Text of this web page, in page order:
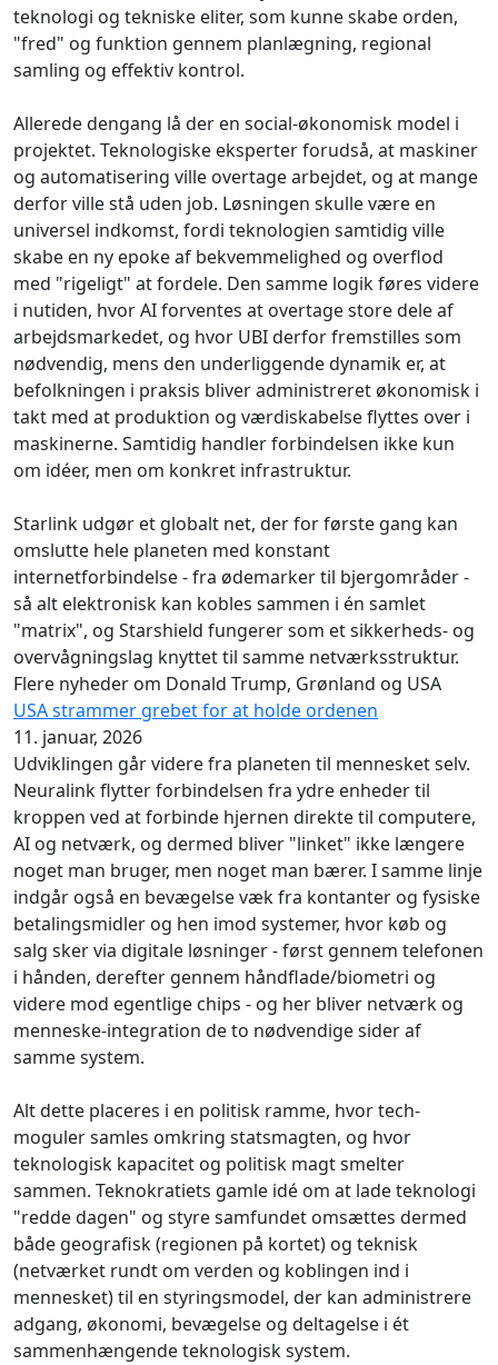
teknologi og tekniske eliter, som kunne skabe orden,
"fred" og funktion gennem planlægning, regional
samling og effektiv kontrol.
Allerede dengang lå der en social-økonomisk model i
projektet. Teknologiske eksperter forudså, at maskiner
og automatisering ville overtage arbejdet, og at mange
derfor ville stå uden job. Løsningen skulle være en
universel indkomst, fordi teknologien samtidig ville
skabe en ny epoke af bekvemmelighed og overflod
med "rigeligt" at fordele. Den samme logik føres videre
i nutiden, hvor AI forventes at overtage store dele af
arbejdsmarkedet, og hvor UBI derfor fremstilles som
nødvendig, mens den underliggende dynamik er, at
befolkningen i praksis bliver administreret økonomisk i
takt med at produktion og værdiskabelse flyttes over i
maskinerne. Samtidig handler forbindelsen ikke kun
om idéer, men om konkret infrastruktur.
Starlink udgør et globalt net, der for første gang kan
omslutte hele planeten med konstant
internetforbindelse - fra ødemarker til bjergområder -
så alt elektronisk kan kobles sammen i én samlet
"matrix", og Starshield fungerer som et sikkerheds- og
overvågningslag knyttet til samme netværksstruktur.
Flere nyheder om Donald Trump, Grønland og USA
USA strammer grebet for at holde ordenen
11. januar, 2026
Udviklingen går videre fra planeten til mennesket selv.
Neuralink flytter forbindelsen fra ydre enheder til
kroppen ved at forbinde hjernen direkte til computere,
AI og netværk, og dermed bliver "linket" ikke længere
noget man bruger, men noget man bærer. I samme linje
indgår også en bevægelse væk fra kontanter og fysiske
betalingsmidler og hen imod systemer, hvor køb og
salg sker via digitale løsninger - først gennem telefonen
i hånden, derefter gennem håndflade/biometri og
videre mod egentlige chips - og her bliver netværk og
menneske-integration de to nødvendige sider af
samme system.
Alt dette placeres i en politisk ramme, hvor tech-
moguler samles omkring statsmagten, og hvor
teknologisk kapacitet og politisk magt smelter
sammen. Teknokratiets gamle idé om at lade teknologi
"redde dagen" og styre samfundet omsættes dermed
både geografisk (regionen på kortet) og teknisk
(netværket rundt om verden og koblingen ind i
mennesket) til en styringsmodel, der kan administrere
adgang, økonomi, bevægelse og deltagelse i ét
sammenhængende teknologisk system.